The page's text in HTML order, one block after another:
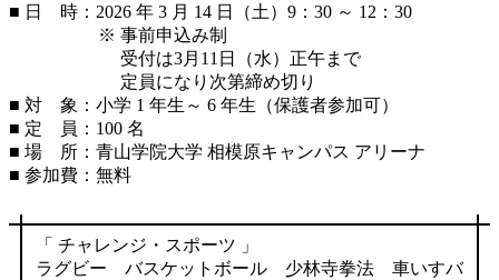
■ 日 時：2026 年 3 月 14 日（土）9：30 ～ 12：30
※ 事前申込み制
受付は3月11日（水）正午まで
定員になり次第締め切り
■ 対 象：小学 1 年生～ 6 年生（保護者参加可）
■ 定 員：100 名
■ 場 所：青山学院大学 相模原キャンパス アリーナ
■ 参加費：無料
「 チャレンジ・スポーツ 」
ラグビー バスケットボール 少林寺拳法 車いすバ